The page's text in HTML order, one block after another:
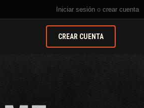
Iniciar sesión o crear cuenta
CREAR CUENTA